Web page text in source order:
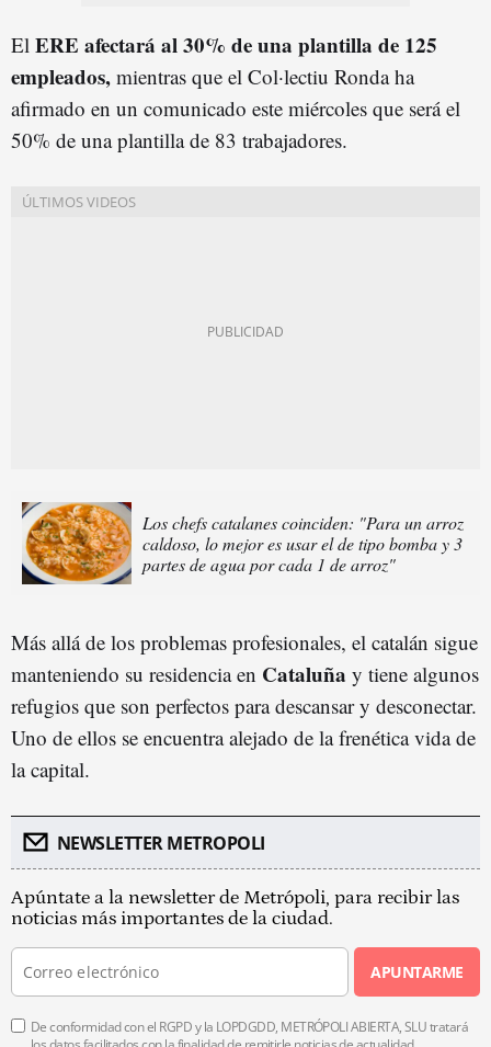
El ERE afectará al 30% de una plantilla de 125
empleados, mientras que el Col·lectiu Ronda ha
afirmado en un comunicado este miércoles que será el
50% de una plantilla de 83 trabajadores.
Los chefs catalanes coinciden: "Para un arroz
caldoso, lo mejor es usar el de tipo bomba y 3
partes de agua por cada 1 de arroz"
Más allá de los problemas profesionales, el catalán sigue
manteniendo su residencia en Cataluña y tiene algunos
refugios que son perfectos para descansar y desconectar.
Uno de ellos se encuentra alejado de la frenética vida de
la capital.
NEWSLETTER METROPOLI
Apúntate a la newsletter de Metrópoli, para recibir las
noticias más importantes de la ciudad.
APUNTARME
De conformidad con el RGPD y la LOPDGDD, METRÓPOLI ABIERTA, SLU tratará